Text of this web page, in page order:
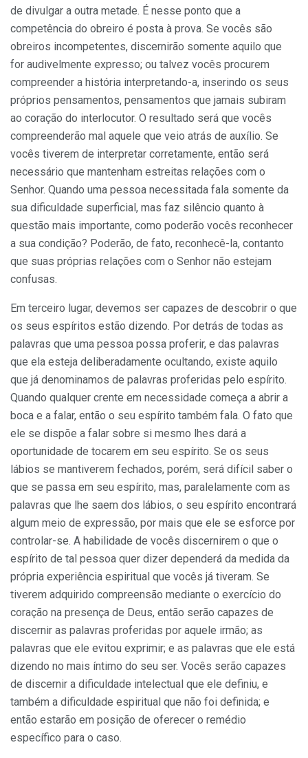
de divulgar a outra metade. É nesse ponto que a
competência do obreiro é posta à prova. Se vocês são
obreiros incompetentes, discernirão somente aquilo que
for audivelmente ex­presso; ou talvez vocês procurem
compreender a his­tória interpretando-a, inserindo os seus
próprios pensa­mentos, pensamentos que jamais subiram
ao coração do interlocutor. O resultado será que vocês
compre­enderão mal aquele que veio atrás de auxílio. Se
vocês tiverem de interpretar corretamente, então será
neces­sário que mantenham estreitas relações com o
Senhor. Quando uma pessoa necessitada fala somente da
sua dificuldade superficial, mas faz silêncio quanto à
questão mais importante, como poderão vocês reconhecer
a sua condição? Poderão, de fato, reconhecê-la, contanto
que suas próprias relações com o Senhor não estejam
confusas.
Em terceiro lugar, devemos ser capazes de des­cobrir o que
os seus espíritos estão dizendo. Por detrás de todas as
palavras que uma pessoa possa proferir, e das palavras
que ela esteja deliberadamente ocultando, existe aquilo
que já denominamos de palavras proferidas pelo espírito.
Quando qualquer crente em necessidade começa a abrir a
boca e a falar, então o seu espírito também fala. O fato que
ele se dispõe a falar sobre si mesmo lhes dará a
oportunidade de tocarem em seu espírito. Se os seus
lábios se mantiverem fechados, porém, será difícil saber o
que se passa em seu espírito, mas, paralelamente com as
palavras que lhe saem dos lábios, o seu espírito encontrará
algum meio de ex­pressão, por mais que ele se esforce por
controlar-se. A habilidade de vocês discernirem o que o
espírito de tal pessoa quer dizer dependerá da medida da
própria experiência espiritual que vocês já tiveram. Se
tiverem adquirido compreensão mediante o exercício do
coração na presença de Deus, então serão capazes de
discernir as palavras proferidas por aquele irmão; as
palavras que ele evitou exprimir; e as palavras que ele está
dizendo no mais íntimo do seu ser. Vocês serão capazes
de discernir a dificuldade intelectual que ele definiu, e
também a dificuldade espiritual que não foi definida; e
então estarão em posição de oferecer o remédio
específico para o caso.